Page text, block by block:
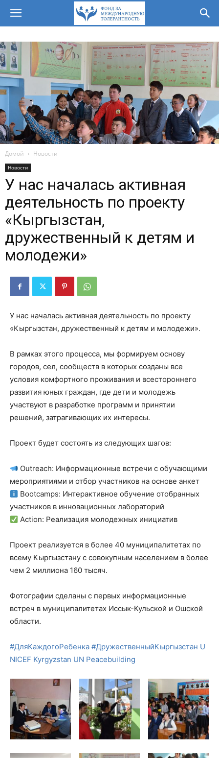
Домой Новости
Новости
У нас началась активная
деятельность по проекту
«Кыргызстан,
дружественный к детям и
молодежи»
У нас началась активная деятельность по проекту
«Кыргызстан, дружественный к детям и молодежи».
В рамках этого процесса, мы формируем основу
городов, сел, сообществ в которых созданы все
условия комфортного проживания и всестороннего
развития юных граждан, где дети и молодежь
участвуют в разработке программ и принятии
решений, затрагивающих их интересы.
Проект будет состоять из следующих шагов:
Outreach: Информационные встречи с обучающими
мероприятиями и отбор участников на основе анкет
Bootcamps: Интерактивное обучение отобранных
участников в инновационных лабораторий
Action: Реализация молодежных инициатив
Проект реализуется в более 40 муниципалитетах по
всему Кыргызстану с совокупным населением в более
чем 2 миллиона 160 тысяч.
Фотографии сделаны с первых информационные
встреч в муниципалитетах Иссык-Кульской и Ошской
области.
#ДляКаждогоРебенка #ДружественныйКыргызстан U
NICEF Kyrgyzstan UN Peacebuilding